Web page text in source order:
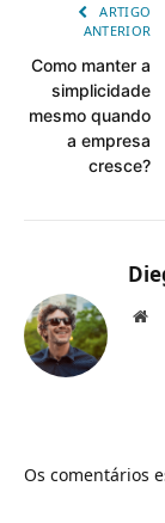
ARTIGO
ANTERIOR
Como manter a
simplicidade
mesmo quando
a empresa
cresce?
Os comentários